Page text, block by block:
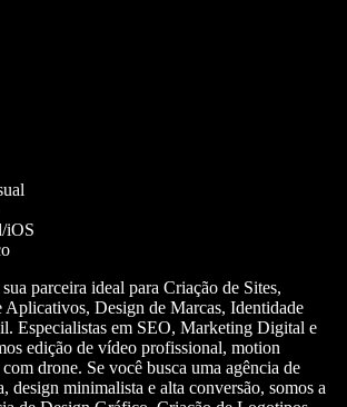
iOS
parceira ideal para Criação de Sites,
Aplicativos, Design de Marcas, Identidade
Especialistas em SEO, Marketing Digital e
edição de vídeo profissional, motion
drone. Se você busca uma agência de
design minimalista e alta conversão, somos a